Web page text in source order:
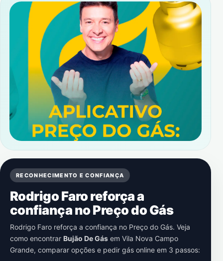
RECONHECIMENTO E CONFIANÇA
Rodrigo Faro reforça a
confiança no Preço do Gás
Rodrigo Faro reforça a confiança no Preço do Gás. Veja
como encontrar Bujão De Gás em Vila Nova Campo
Grande, comparar opções e pedir gás online em 3 passos: